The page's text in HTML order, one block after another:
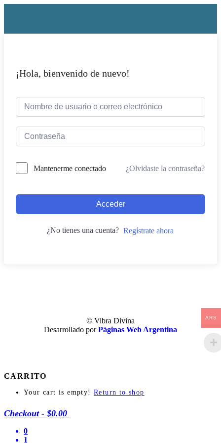
¡Hola, bienvenido de nuevo!
Mantenerme conectado ¿Olvidaste la contraseña?
Acceder
¿No tienes una cuenta? Regístrate ahora
© Vibra Divina
Desarrollado porPáginas Web Argentina
ARS
CARRITO
Your cart is empty! Return to shop
Checkout - $0.00
0
1